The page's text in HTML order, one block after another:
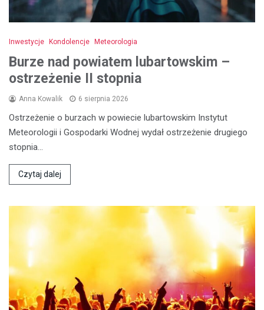
Inwestycje Kondolencje Meteorologia
Burze nad powiatem lubartowskim –
ostrzeżenie II stopnia
Anna Kowalik 6 sierpnia 2026
Ostrzeżenie o burzach w powiecie lubartowskim Instytut
Meteorologii i Gospodarki Wodnej wydał ostrzeżenie drugiego
stopnia…
Czytaj dalej